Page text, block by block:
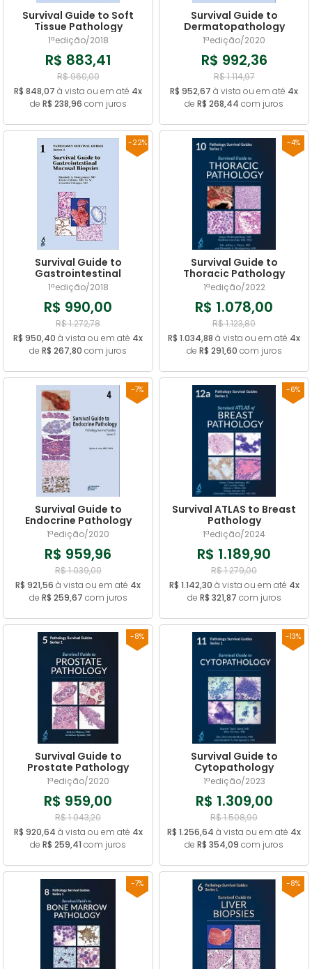
Survival Guide to Soft
Tissue Pathology
1ªedição/2018
R$ 883,41
R$ 960,00
R$ 848,07 à vista ou em até 4x
de R$ 238,96 com juros
Survival Guide to
Dermatopathology
1ªedição/2020
R$ 992,36
R$ 1.114,97
R$ 952,67 à vista ou em até 4x
de R$ 268,44 com juros
-22%
Survival Guide to
Gastrointestinal
Mucosal Biopsies
1ªedição/2018
R$ 990,00
R$ 1.272,78
R$ 950,40 à vista ou em até 4x
de R$ 267,80 com juros
-4%
Survival Guide to
Thoracic Pathology
1ªedição/2022
R$ 1.078,00
R$ 1.123,80
R$ 1.034,88 à vista ou em até 4x
de R$ 291,60 com juros
-7%
Survival Guide to
Endocrine Pathology
1ªedição/2020
R$ 959,96
R$ 1.039,00
R$ 921,56 à vista ou em até 4x
de R$ 259,67 com juros
-6%
Survival ATLAS to Breast
Pathology
1ªedição/2024
R$ 1.189,90
R$ 1.279,00
R$ 1.142,30 à vista ou em até 4x
de R$ 321,87 com juros
-8%
Survival Guide to
Prostate Pathology
1ªedição/2020
R$ 959,00
R$ 1.043,20
R$ 920,64 à vista ou em até 4x
de R$ 259,41 com juros
-13%
Survival Guide to
Cytopathology
1ªedição/2023
R$ 1.309,00
R$ 1.508,90
R$ 1.256,64 à vista ou em até 4x
de R$ 354,09 com juros
-7% -8%